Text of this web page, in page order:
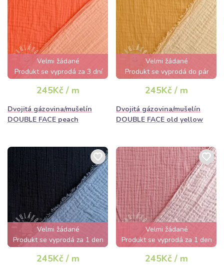
Velmi žádané
Produkt se vyprodá za 3 dní
245Kč / m
Dvojitá gázovina/mušelín
DOUBLE FACE peach
Velmi žádané
Produkt se vyprodá do pár
hodin
245Kč / m
Dvojitá gázovina/mušelín
DOUBLE FACE old yellow
Velmi žádané
Produkt se vyprodá za 1 den
245Kč / m
Velmi žádané
Produkt se vyprodá za 1 den
245Kč / m